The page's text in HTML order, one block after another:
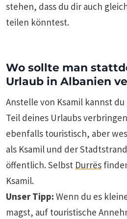
stehen, dass du dir auch
teilen könntest.
Wo sollte man
Urlaub in Albanien
Anstelle von Ksamil kannst du
Teil deines Urlaubs
ebenfalls touristisch, aber
als Ksamil und der
öffentlich. Selbst Durrës
Ksamil.
Unser Tipp: Wenn du es
magst, auf touristische